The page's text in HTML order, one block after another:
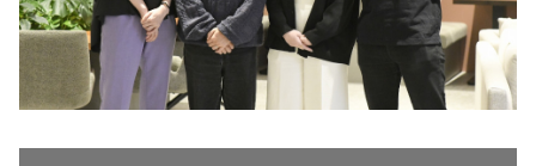
法人向けプラン
学校向けプラン